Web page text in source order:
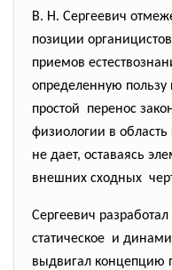
В. Н. Сергеевич
позиции
приемов
определенную пользу
простой перенос
физиологии в
не дает, оставаясь
внешних сходных
Сергеевич
статическое и
выдвигал концепцию